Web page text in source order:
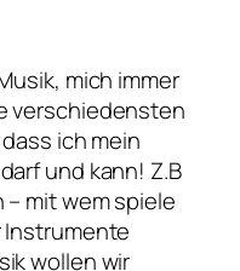
mich immer
verschiedensten
ich mein
und kann! Z.B
mit wem spiele
Instrumente
wollen wir